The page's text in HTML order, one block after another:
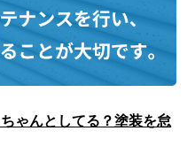
ゃんとしてる？塗装を怠